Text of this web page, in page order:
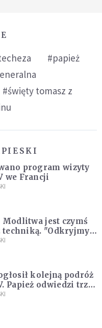
#papież
#święty tomasz z
program wizyty
we Francji
Modlitwa jest czymś
techniką. "Odkryjmy
kolejną podróż
Papież odwiedzi trzy
Południowej